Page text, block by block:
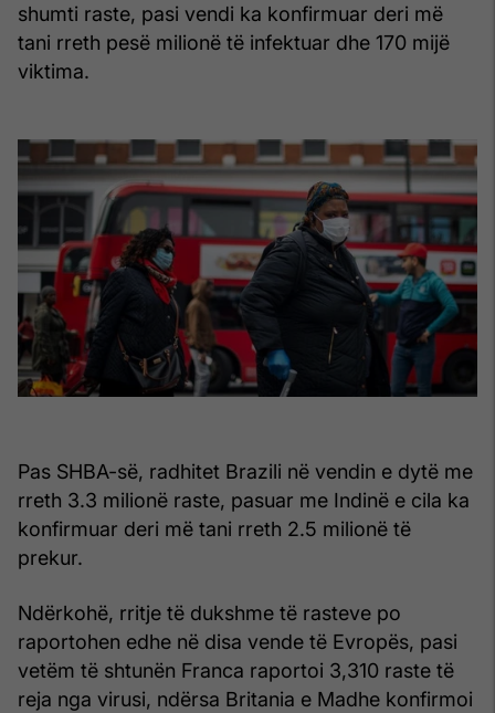
shumti raste, pasi vendi ka konfirmuar deri më
tani rreth pesë milionë të infektuar dhe 170 mijë
viktima.
Pas SHBA-së, radhitet Brazili në vendin e dytë me
rreth 3.3 milionë raste, pasuar me Indinë e cila ka
konfirmuar deri më tani rreth 2.5 milionë të
prekur.
Ndërkohë, rritje të dukshme të rasteve po
raportohen edhe në disa vende të Evropës, pasi
vetëm të shtunën Franca raportoi 3,310 raste të
reja nga virusi, ndërsa Britania e Madhe konfirmoi